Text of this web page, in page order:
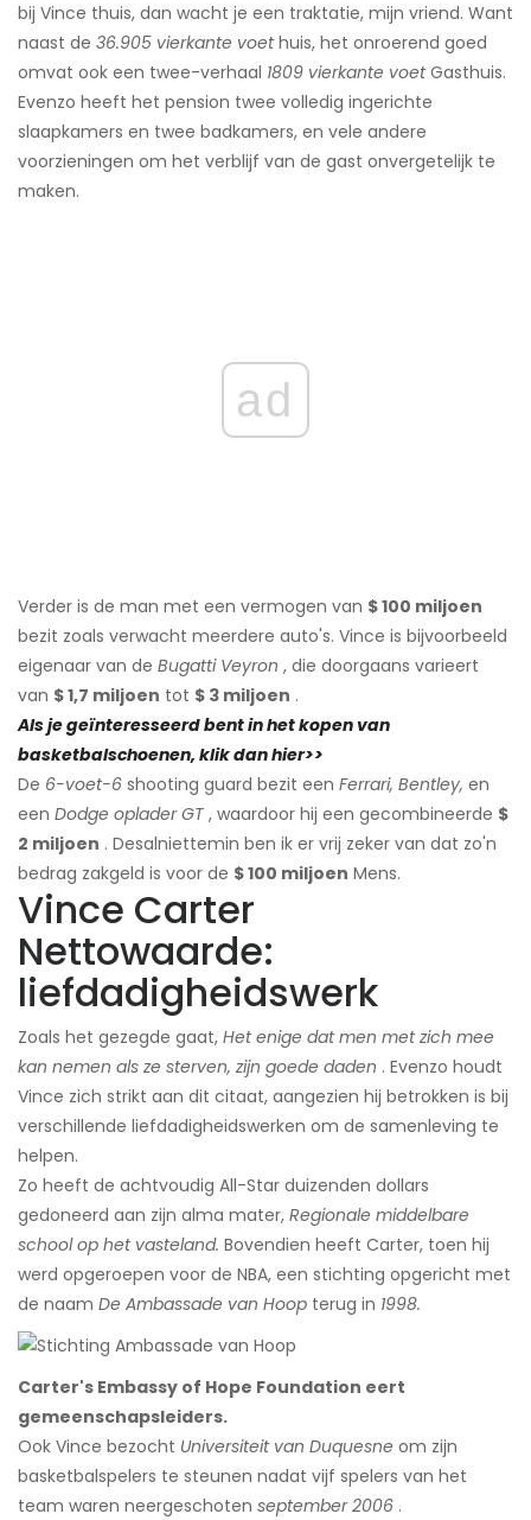
bij Vince thuis, dan wacht je een traktatie, mijn vriend. Want
naast de 36.905 vierkante voethuis, het onroerend goed
omvat ook een twee-verhaal 1809 vierkante voetGasthuis.
Evenzo heeft het pension twee volledig ingerichte
slaapkamers en twee badkamers, en vele andere
voorzieningen om het verblijf van de gast onvergetelijk te
maken.
ad
Verder is de man met een vermogen van $ 100 miljoen
bezit zoals verwacht meerdere auto's. Vince is bijvoorbeeld
eigenaar van de Bugatti Veyron , die doorgaans varieert
van $ 1,7 miljoen tot $ 3 miljoen .
Als je geïnteresseerd bent in het kopen van
basketbalschoenen, klik dan hier>>
De 6-voet-6 shooting guard bezit een Ferrari, Bentley, en
een Dodge oplader GT , waardoor hij een gecombineerde $
2 miljoen . Desalniettemin ben ik er vrij zeker van dat zo'n
bedrag zakgeld is voor de $ 100 miljoen Mens.
Vince Carter
Nettowaarde:
liefdadigheidswerk
Zoals het gezegde gaat, Het enige dat men met zich mee
kan nemen als ze sterven, zijn goede daden . Evenzo houdt
Vince zich strikt aan dit citaat, aangezien hij betrokken is bij
verschillende liefdadigheidswerken om de samenleving te
helpen.
Zo heeft de achtvoudig All-Star duizenden dollars
gedoneerd aan zijn alma mater, Regionale middelbare
school op het vasteland. Bovendien heeft Carter, toen hij
werd opgeroepen voor de NBA, een stichting opgericht met
de naam De Ambassade van Hoop terug in 1998.
Carter's Embassy of Hope Foundation eert
gemeenschapsleiders.
Ook Vince bezocht Universiteit van Duquesne om zijn
basketbalspelers te steunen nadat vijf spelers van het
team waren neergeschoten september 2006 .